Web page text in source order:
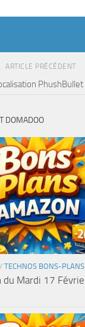
ARTICLE PRÉCÉDENT
PhushBullet
DOMADOO
/ TECHNOS BONS-
du Mardi 17